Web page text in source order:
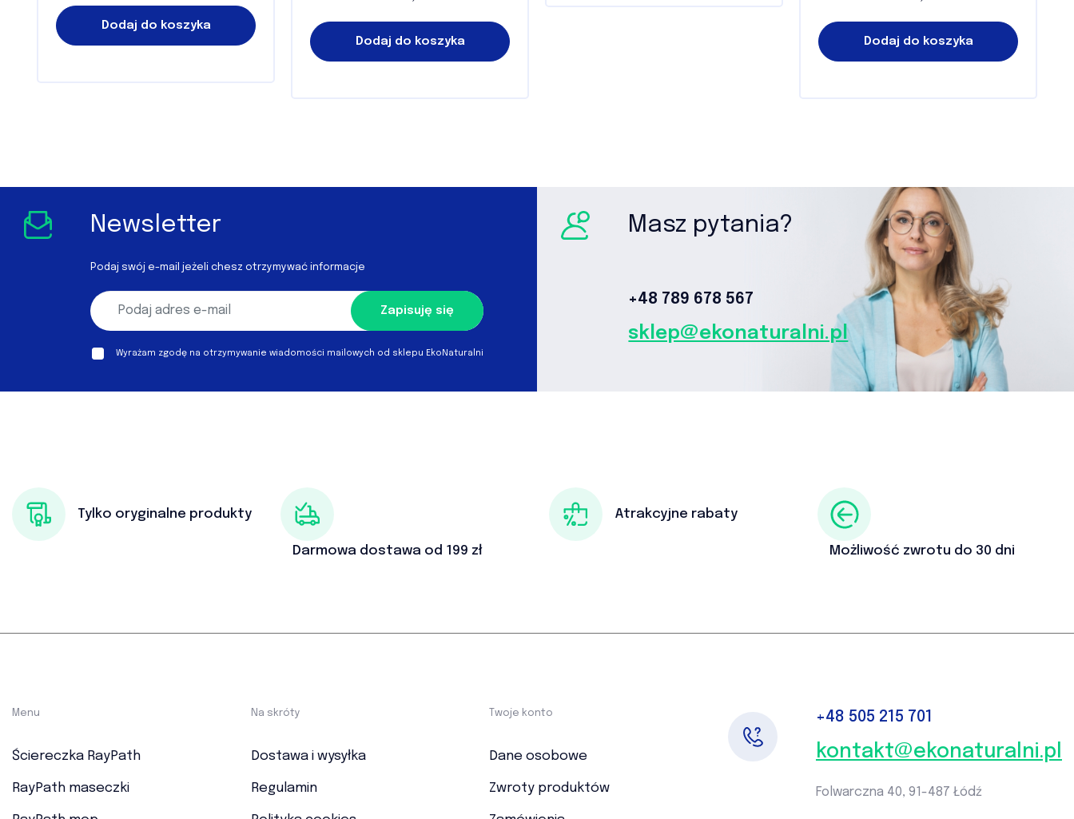
Dodaj do koszyka
Dodaj do koszyka Dodaj do koszyka
Newsletter
Podaj swój e-mail jeżeli chesz otrzymywać informacje
Zapisuję się
Wyrażam zgodę na otrzymywanie wiadomości mailowych od sklepu EkoNaturalni
Masz pytania?
+48 789 678 567‬
sklep@ekonaturalni.pl
Tylko oryginalne produkty
Darmowa dostawa od 199 zł
Atrakcyjne rabaty
Możliwość zwrotu do 30 dni
Menu
Ściereczka RayPath
RayPath maseczki
Na skróty
Dostawa i wysyłka
Regulamin
Twoje konto
Dane osobowe
Zwroty produktów
+48 505 215 701‬
kontakt@ekonaturalni.pl
Folwarczna 40, 91-487 Łódź